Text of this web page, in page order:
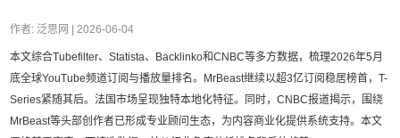
作者: 泛思网 | 2026-06-04
本文综合Tubefilter、Statista、Backlinko和CNBC等多方数据，梳理2026年5月
底全球YouTube频道订阅与播放量排名。MrBeast继续以超3亿订阅稳居榜首，T-
Series紧随其后。法国市场呈现独特本地化特征。同时，CNBC报道揭示，围绕
MrBeast等头部创作者已形成专业顾问生态，为内容商业化提供系统支持。本文